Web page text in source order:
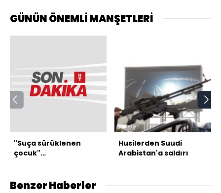
GÜNÜN ÖNEMLİ MANŞETLERİ
"Suça sürüklenen
çocuk"
Husilerden Suudi
Arabistan'a saldırı
Benzer Haberler